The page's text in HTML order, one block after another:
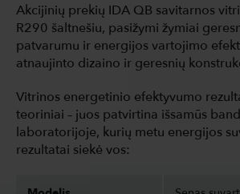
Akcijinių prekių IDA QB savitarnos
R290 šaltnešiu, pasižymi žymiai
patvarumu ir energijos vartojimo
atnaujinto dizaino ir geresnių
Vitrinos energetinio efektyvumo
teoriniai – juos patvirtina išsamūs
laboratorijoje, kurių metu energijos
rezultatai siekė vos: